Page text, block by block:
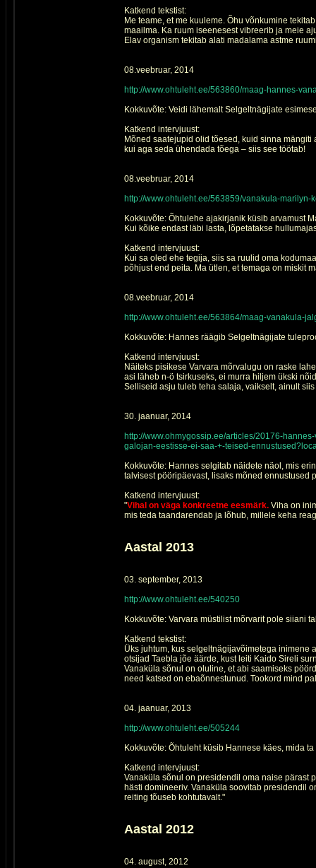
Katkend tekstist:
Me teame, et me kuuleme. Õhu võnkumine
maailma. Ka ruum iseenesest vibreerib ja meie
Elav organism tekitab alati madalama astme
08.veebruar, 2014
http://www.ohtuleht.ee/563860/maag-hannes-
Kokkuvõte: Veidi lähemalt Selgeltnägijate
Katkend intervjuust:
Mõned saatejupid olid tõesed, kuid sinna
kui aga seda ühendada tõega – siis see töötab!
08.veebruar, 2014
http://www.ohtuleht.ee/563859/vanakula-marilyn-
Kokkuvõte: Õhtulehe ajakirjanik küsib arvamust
Kui kõike endast läbi lasta, lõpetatakse
Katkend intervjuust:
Kui sa oled ehe tegija, siis sa ruulid oma
põhjust end peita. Ma ütlen, et temaga on miskit
08.veebruar, 2014
http://www.ohtuleht.ee/563864/maag-vanakula-
Kokkuvõte: Hannes räägib Selgeltnägijate
Katkend intervjuust:
Näiteks pisikese Varvara mõrvalugu on raske
asi läheb n-ö tsirkuseks, ei murra hiljem ükski
Selliseid asju tuleb teha salaja, vaikselt, ainult
30. jaanuar, 2014
http://www.ohmygossip.ee/articles/20176-
galojan-eestisse-ei-saa-+-teised-
Kokkuvõte: Hannes selgitab näidete näol, mis
talvisest pööripäevast, lisaks mõned ennustused
Katkend intervjuust:
"Vihal on väga konkreetne eesmärk. Viha on
mis teda taandarendab ja lõhub, millele keha
Aastal 2013
03. september, 2013
http://www.ohtuleht.ee/540250
Kokkuvõte: Varvara müstilist mõrvarit pole siiani
Katkend tekstist:
Üks juhtum, kus selgeltnägijavõimetega inimene
otsijad Taebla jõe äärde, kust leiti Kaido Sireli
Vanaküla sõnul on oluline, et abi saamiseks
need katsed on ebaõnnestunud. Tookord mind
04. jaanuar, 2013
http://www.ohtuleht.ee/505244
Kokkuvõte: Õhtuleht küsib Hannese käes, mida
Katkend intervjuust:
Vanaküla sõnul on presidendil oma naise pärast
hästi domineeriv. Vanaküla soovitab presidendil
reiting tõuseb kohtutavalt."
Aastal 2012
04. august, 2012